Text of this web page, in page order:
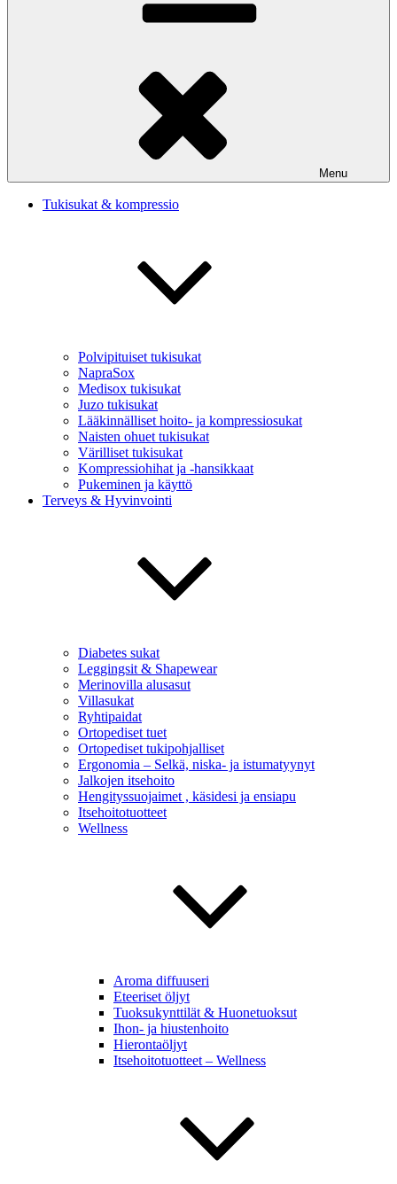
Menu
Tukisukat & kompressio
Polvipituiset tukisukat
NapraSox
Medisox tukisukat
Juzo tukisukat
Lääkinnälliset hoito- ja kompressiosukat
Naisten ohuet tukisukat
Värilliset tukisukat
Kompressiohihat ja -hansikkaat
Pukeminen ja käyttö
Terveys & Hyvinvointi
Diabetes sukat
Leggingsit & Shapewear
Merinovilla alusasut
Villasukat
Ryhtipaidat
Ortopediset tuet
Ortopediset tukipohjalliset
Ergonomia – Selkä, niska- ja istumatyynyt
Jalkojen itsehoito
Hengityssuojaimet , käsidesi ja ensiapu
Itsehoitotuotteet
Wellness
Aroma diffuuseri
Eteeriset öljyt
Tuoksukynttilät & Huonetuoksut
Ihon- ja hiustenhoito
Hierontaöljyt
Itsehoitotuotteet – Wellness